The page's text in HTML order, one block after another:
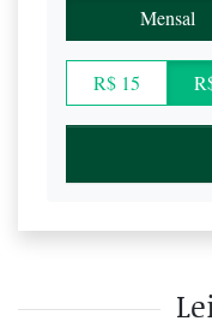
Mensal
R$ 15